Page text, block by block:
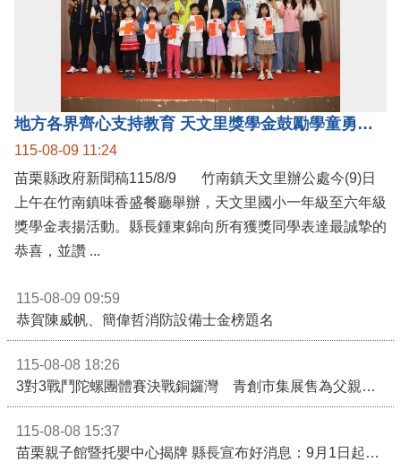
地方各界齊心支持教育 天文里獎學金鼓勵學童勇敢追夢
115-08-09 11:24
苗栗縣政府新聞稿115/8/9 竹南鎮天文里辦公處今(9)日
上午在竹南鎮味香盛餐廳舉辦，天文里國小一年級至六年級
獎學金表揚活動。縣長鍾東錦向所有獲獎同學表達最誠摯的
恭喜，並讚 ...
115-08-09 09:59
恭賀陳威帆、簡偉哲消防設備士金榜題名
115-08-08 18:26
3對3戰鬥陀螺團體賽決戰銅鑼灣 青創市集展售為父親節增添繽紛
115-08-08 15:37
苗栗親子館暨托嬰中心揭牌 縣長宣布好消息：9月1日起調降臨時托嬰費用